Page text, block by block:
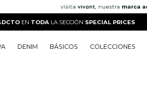
EN TODA LA SECCIÓN SPECIAL PRICES
DENIM BÁSICOS COLECCIONES